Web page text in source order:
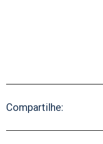
Compartilhe: